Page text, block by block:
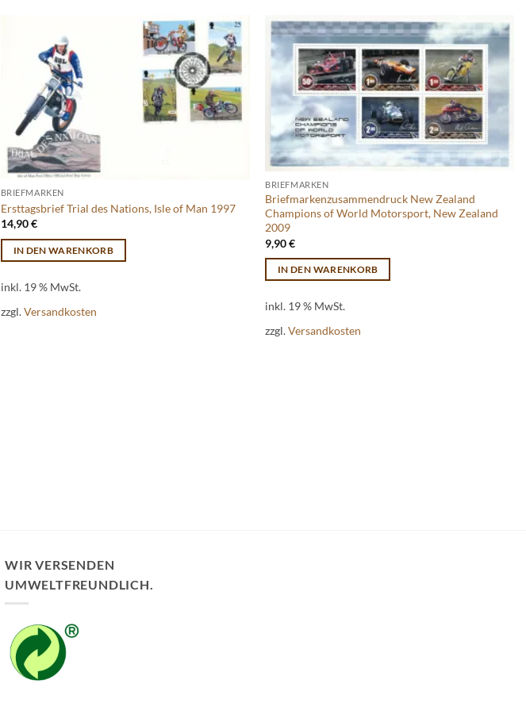
BRIEFMARKEN
Ersttagsbrief Trial des Nations, Isle of Man 1997
14,90€
IN DEN WARENKORB
inkl. 19 % MwSt.
zzgl.Versandkosten
BRIEFMARKEN
Briefmarkenzusammendruck New Zealand
Champions of World Motorsport, New Zealand
2009
9,90€
IN DEN WARENKORB
inkl. 19 % MwSt.
zzgl.Versandkosten
WIR VERSENDEN
UMWELTFREUNDLICH.